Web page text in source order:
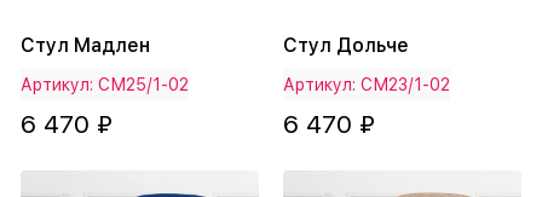
Стул Мадлен
Артикул: СМ25/1-02
6 470 ₽
Стул Дольче
Артикул: СМ23/1-02
6 470 ₽